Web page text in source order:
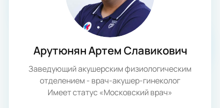
Арутюнян Артем Славикович
Заведующий акушерским физиологическим
отделением - врач-акушер-гинеколог
Имеет статус «Московский врач»